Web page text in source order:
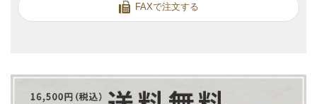
FAXで注文する